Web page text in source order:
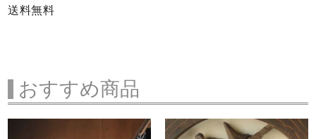
送料無料
おすすめ商品